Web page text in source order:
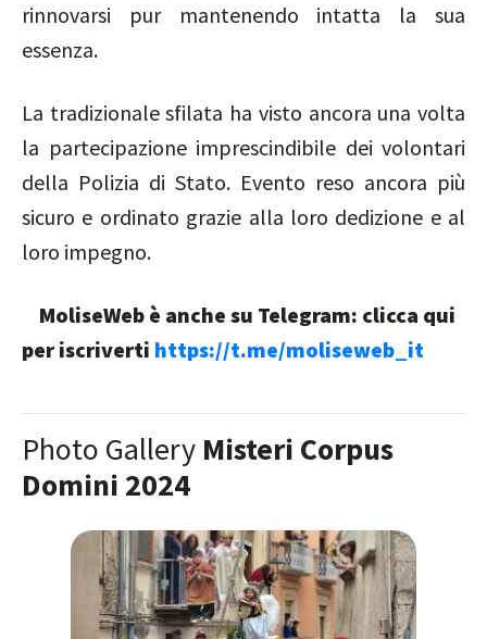
rinnovarsi pur mantenendo intatta la sua
essenza.
La tradizionale sfilata ha visto ancora una volta
la partecipazione imprescindibile dei volontari
della Polizia di Stato. Evento reso ancora più
sicuro e ordinato grazie alla loro dedizione e al
loro impegno.
MoliseWeb è anche su Telegram: clicca qui
per iscriverti https://t.me/moliseweb_it
Photo Gallery Misteri Corpus
Domini 2024